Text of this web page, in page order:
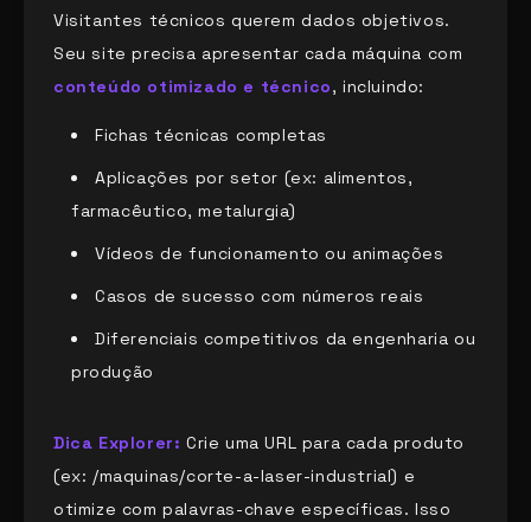
Visitantes técnicos querem dados objetivos.
Seu site precisa apresentar cada máquina com
conteúdo otimizado e técnico, incluindo:
Fichas técnicas completas
Aplicações por setor (ex: alimentos,
farmacêutico, metalurgia)
Vídeos de funcionamento ou animações
Casos de sucesso com números reais
Diferenciais competitivos da engenharia ou
produção
Dica Explorer: Crie uma URL para cada produto
(ex: /maquinas/corte-a-laser-industrial) e
otimize com palavras-chave específicas. Isso